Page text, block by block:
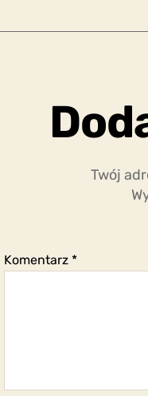
Twój
Komentarz *